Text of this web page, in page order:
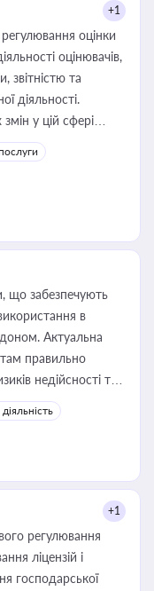
+1
оцінки
оцінювачів,
звітністю та
діяльності.
у цій сфері
юриста або
оренди
і перевірки
що забезпечують
в
Актуальна
правильно
недійсності та
влади та
+1
регулювання
ліцензій і
господарської